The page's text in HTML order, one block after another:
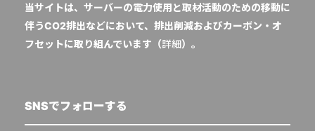
当サイトは、サーバーの電力使用と取材活動のための移動に
伴うCO2排出などにおいて、排出削減およびカーボン・オ
フセットに取り組んでいます（詳細）。
SNSでフォローする